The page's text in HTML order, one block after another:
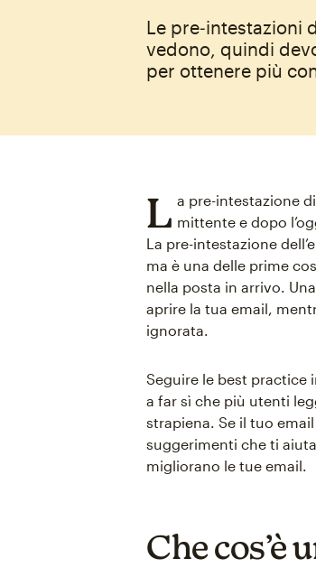
Le pre‑intestazioni
vedono, quindi
per ottenere più
L a pre-intestazione
mittente e dopo
La pre-intestazione
ma è una delle prime
nella posta in arrivo.
aprire la tua email,
ignorata.
Seguire le best practice
a far sì che più utenti
strapiena. Se il tuo
suggerimenti che ti
migliorano le tue email.
Che cos’è